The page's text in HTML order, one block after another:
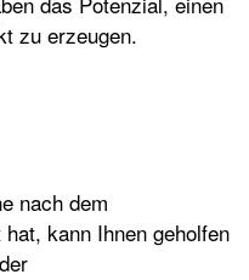
zu erzeugen.
nach dem
kann Ihnen geholfen